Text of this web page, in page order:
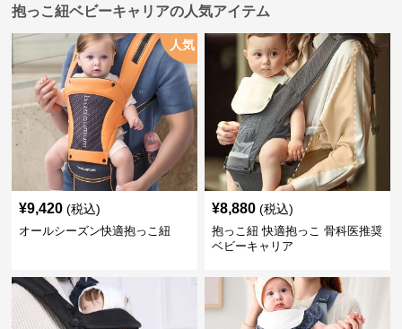
抱っこ紐ベビーキャリアの人気アイテム
人気
¥9,420 (税込)
オールシーズン快適抱っこ紐
¥8,880 (税込)
抱っこ紐 快適抱っこ 骨科医推奨
ベビーキャリア